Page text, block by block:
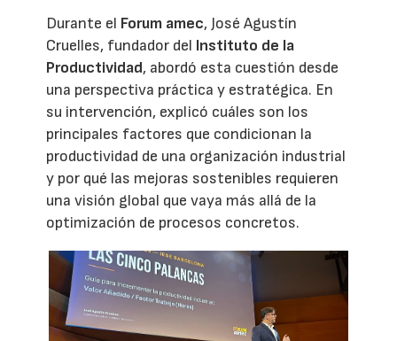
Durante el Forum amec, José Agustín
Cruelles, fundador del Instituto de la
Productividad, abordó esta cuestión desde
una perspectiva práctica y estratégica. En
su intervención, explicó cuáles son los
principales factores que condicionan la
productividad de una organización industrial
y por qué las mejoras sostenibles requieren
una visión global que vaya más allá de la
optimización de procesos concretos.